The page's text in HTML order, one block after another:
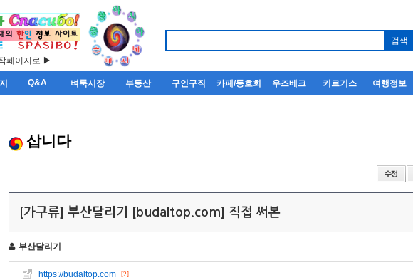
페이지로 ▶
Q&A 벼룩시장 부동산 구인구직 카페/동호회 우즈베크 키르기스 여행정보
삽니다
[가구류] 부산달리기 [budaltop.com] 직접 써본
부산달리기
https://budaltop.com [2]